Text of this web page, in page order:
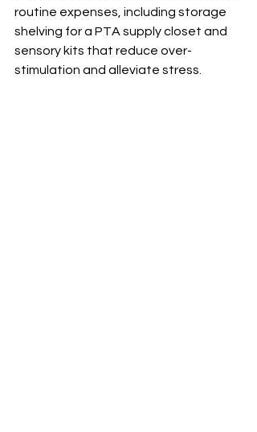
routine expenses, including storage
shelving for a PTA supply closet and
sensory kits that reduce over-
stimulation and alleviate stress.